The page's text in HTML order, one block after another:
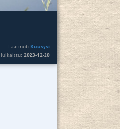
Laatinut: Kuusysi
Julkaistu:2023-12-20